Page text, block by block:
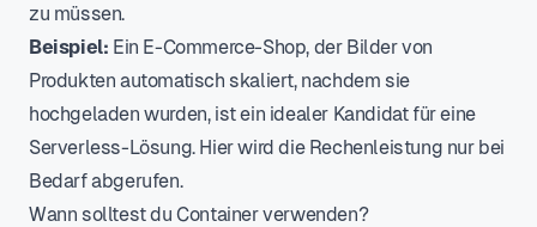
zu müssen.
Beispiel: Ein E-Commerce-Shop, der Bilder von
Produkten automatisch skaliert, nachdem sie
hochgeladen wurden, ist ein idealer Kandidat für eine
Serverless-Lösung. Hier wird die Rechenleistung nur bei
Bedarf abgerufen.
Wann solltest du Container verwenden?